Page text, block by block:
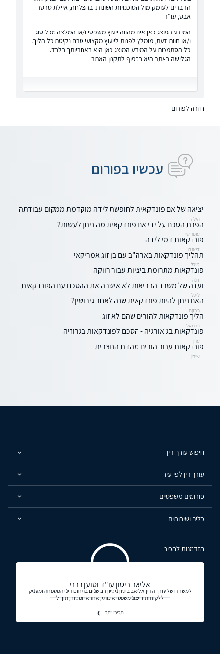
הדברים לעומק מול הסוכנויות השונות. בהצלחה, איילת טרסר
אבס, עו"ד
המידע המוצג כאן אינו מהווה ייעוץ משפטי ו/או המלצה מכל סוג
ו/או חוות דעת, מומלץ לפנות לייעוץ מקצועי טרם נקיטת כל הליך.
כל הסתמכות על המידע המוצג כאן היא באחריותך בלבד.
הגלישה באתר היא בכפוף לתקנון האתר
חזרה לפורום
עכשיו בפורום
יציאה של אם פונדקאית לחופשת לידה מוקדמת ממקום עבודתה
הילה
הפרת הסכם על ידי אם פונדקאית מה ניתן לעשות?
עופר שי
פונדקאות דמי לידה
דיאנה
תהליך פונדקאות בארה"ב עם בן זוג אמריקאי
מיכל
פונדקאות מתרומת ביציות עבור רווקה
דנה
ועדה של משרד הבריאות לא אישרה את ההסכם עם הפונדקאית
ליטל
האם ניתן להיות פונדקאית שנה לאחר גירושין?
רבקה
הליך פונדקאות להורים שהם לא זוג
גבריאל
פונדקאות בגיאורגיה - הסכם לפונדקאות בגרוזיה
ערן
פונדקאות עבור הורים מהדת הנוצרית
שירין
חיפוש עורך דין
עורך דין לפי עיר
פורומים משפטיים
כלים ושירותים
הזדמנות להכיר
אליאב ביטון עו"ד וטוען רבני
למשרדו של עורך הדין אליאב ביטון ניסיון רב שנים בתחום דיני המשפחה ומעניק
ללקוחותיו ייצוג משפטי איכותי, אחראי ומסור, תוך ל
תכירו יותר